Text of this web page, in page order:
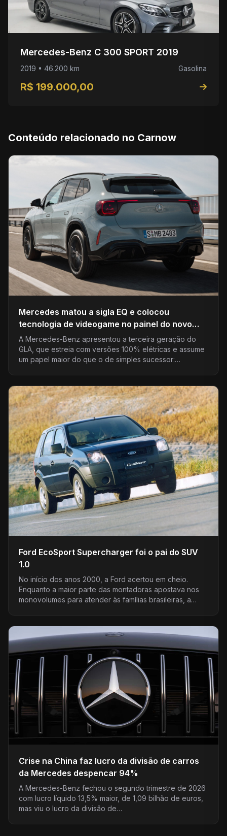
Mercedes-Benz C 300 SPORT 2019
2019 • 46.200 km Gasolina
R$ 199.000,00
Conteúdo relacionado no Carnow
Mercedes matou a sigla EQ e colocou
tecnologia de videogame no painel do novo
GLA; entenda a virada
A Mercedes-Benz apresentou a terceira geração do
GLA, que estreia com versões 100% elétricas e assume
um papel maior do que o de simples sucessor:…
Ford EcoSport Supercharger foi o pai do SUV
1.0
No início dos anos 2000, a Ford acertou em cheio.
Enquanto a maior parte das montadoras apostava nos
monovolumes para atender às famílias brasileiras, a…
Crise na China faz lucro da divisão de carros
da Mercedes despencar 94%
A Mercedes-Benz fechou o segundo trimestre de 2026
com lucro líquido 13,5% maior, de 1,09 bilhão de euros,
mas viu o lucro da divisão de…